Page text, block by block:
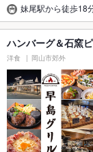
妹尾駅から徒歩18
ハンバーグ＆石窯
洋食 岡山市郊外